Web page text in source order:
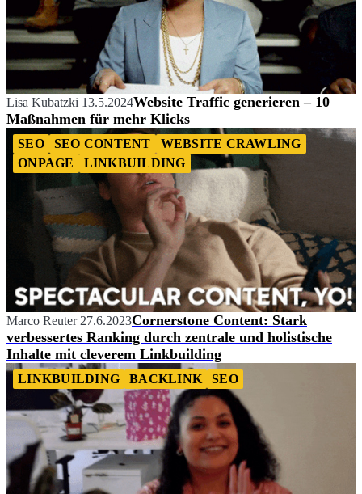
Lisa Kubatzki 13.5.2024Website Traffic generieren – 10
Maßnahmen für mehr Klicks
SEO SEO CONTENT
WEBSITE CRAWLING
ONPAGE
LINKBUILDING
Marco Reuter 27.6.2023Cornerstone Content: Stark
verbessertes Ranking durch zentrale und holistische
Inhalte mit cleverem Linkbuilding
LINKBUILDING BACKLINK SEO